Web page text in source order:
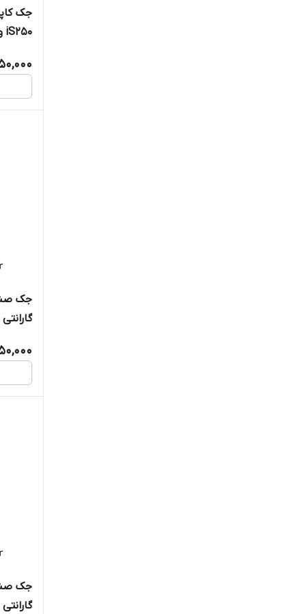
جک
iS250 و iS350
جک
گارانتی
جک
گارانتی